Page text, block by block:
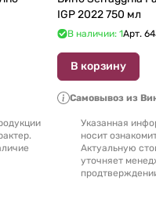
IGP 2022 750 мл
В наличии: 1Арт.
В корзину
Самовывоз из
Указанная
носит
Актуальную
уточняет